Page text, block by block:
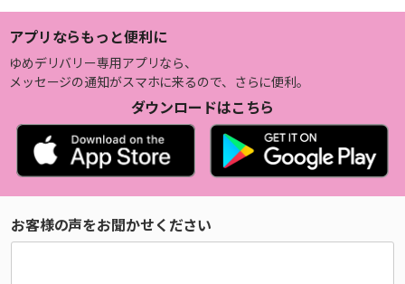
アプリならもっと便利に
ゆめデリバリー専用アプリなら、
メッセージの通知がスマホに来るので、さらに便利。
ダウンロードはこちら
お客様の声をお聞かせください